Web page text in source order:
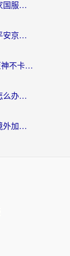
出国还能打王国纪元吗？海外玩家国服游戏畅玩终极指南
海外党必看：手机国外玩决战！平安京加速器推荐——解决延迟卡顿的终极方案
留学生&海外华人必看：海外玩原神不卡顿的秘密——原神加速器选择与使用全攻略
在国外玩魔兽世界怀旧服延迟高怎么办？老玩家亲测有效的加速器选择指南
海外玩跑跑卡丁车总掉线？这份境外加速指南帮你零延迟漂移！